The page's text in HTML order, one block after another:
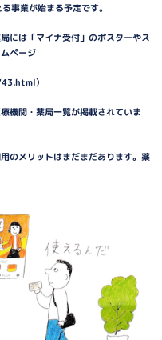
事業が始まる予定です。
には「マイナ受付」のポスターやス
ページ
）
機関・薬局一覧が掲載されていま
のメリットはまだまだあります。薬